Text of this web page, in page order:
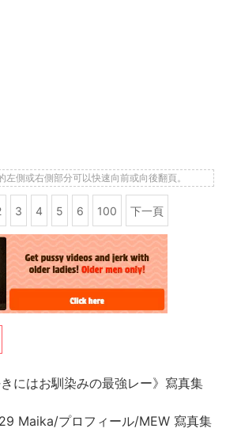
左側或右側部分可以快速向前或向後翻頁。
3 4 5 6 100 下一頁
にはお馴染みの最強レー》寫真集
Maika/プロフィール/MEW 寫真集